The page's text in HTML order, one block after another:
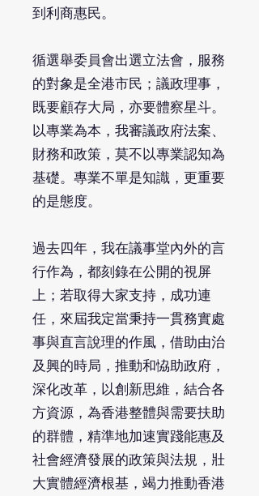
到利商惠民。
循選舉委員會出選立法會，服務
的對象是全港市民；議政理事，
既要顧存大局，亦要體察星斗。
以專業為本，我審議政府法案、
財務和政策，莫不以專業認知為
基礎。專業不單是知識，更重要
的是態度。
過去四年，我在議事堂內外的言
行作為，都刻錄在公開的視屏
上；若取得大家支持，成功連
任，來屆我定當秉持一貫務實處
事與直言說理的作風，借助由治
及興的時局，推動和恊助政府，
深化改革，以創新思維，結合各
方資源，為香港整體與需要扶助
的群體，精準地加速實踐能惠及
社會經濟發展的政策與法規，壯
大實體經濟根基，竭力推動香港